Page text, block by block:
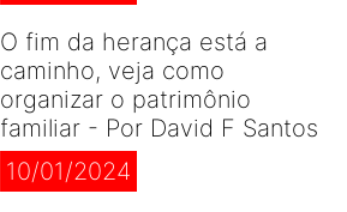
O fim da herança está a
caminho, veja como
organizar o patrimônio
familiar - Por David F Santos
10/01/2024